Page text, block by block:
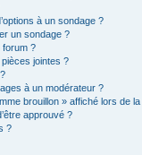
à un sondage ?
un sondage ?
forum ?
jointes ?
à un modérateur ?
brouillon » affiché lors de la
approuvé ?
?